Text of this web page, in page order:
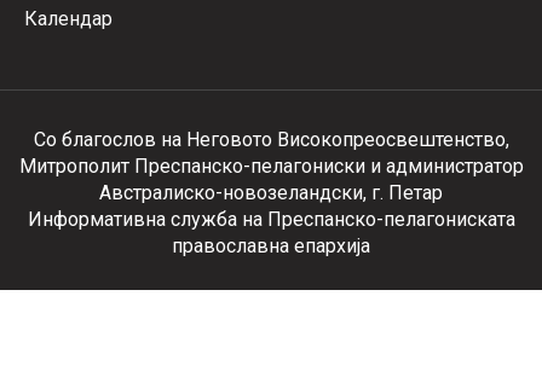
Календар
Со благослов на Неговото Високопреосвештенство,
Митрополит Преспанско-пелагониски и администратор
Австралиско-новозеландски, г. Петар
Информативна служба на Преспанско-пелагониската
православна епархија